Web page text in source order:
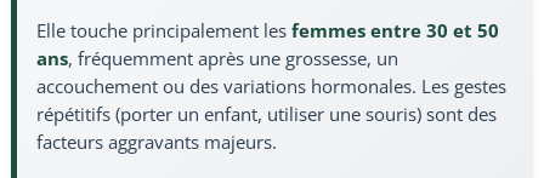
Elle touche principalement les femmes entre 30 et 50
ans, fréquemment après une grossesse, un
accouchement ou des variations hormonales. Les gestes
répétitifs (porter un enfant, utiliser une souris) sont des
facteurs aggravants majeurs.